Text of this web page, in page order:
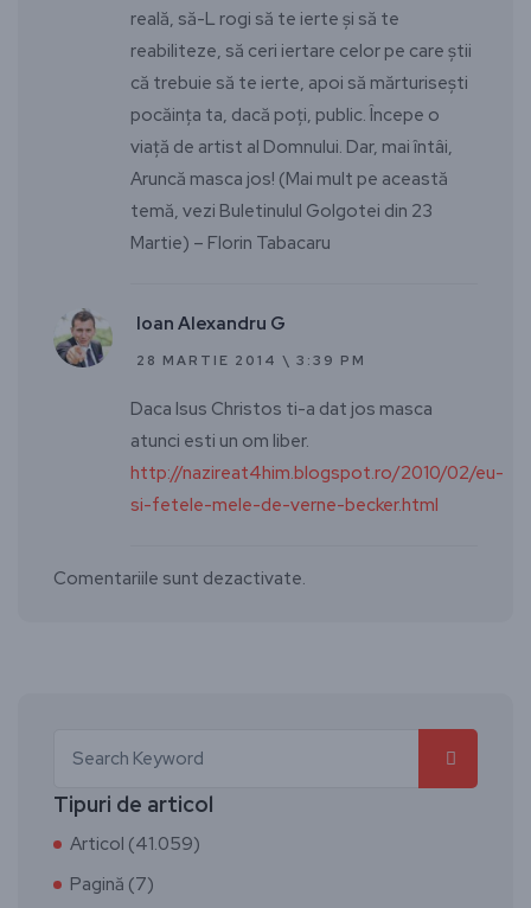
reală, să-L rogi să te ierte şi să te
reabiliteze, să ceri iertare celor pe care ştii
că trebuie să te ierte, apoi să mărturiseşti
pocăinţa ta, dacă poţi, public. Începe o
viaţă de artist al Domnului. Dar, mai întâi,
Aruncă masca jos! (Mai mult pe această
temă, vezi Buletinulul Golgotei din 23
Martie) – Florin Tabacaru
Ioan Alexandru G
28 MARTIE 2014 \ 3:39 PM
Daca Isus Christos ti-a dat jos masca
atunci esti un om liber.
http://nazireat4him.blogspot.ro/2010/02/eu-
si-fetele-mele-de-verne-becker.html
Comentariile sunt dezactivate.
Tipuri de articol
Articol (41.059)
Pagină (7)